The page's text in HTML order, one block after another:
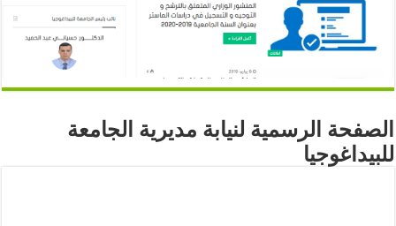
الصفحة الرسمية لنيابة مديرية الجامعة
للبيداغوجيا